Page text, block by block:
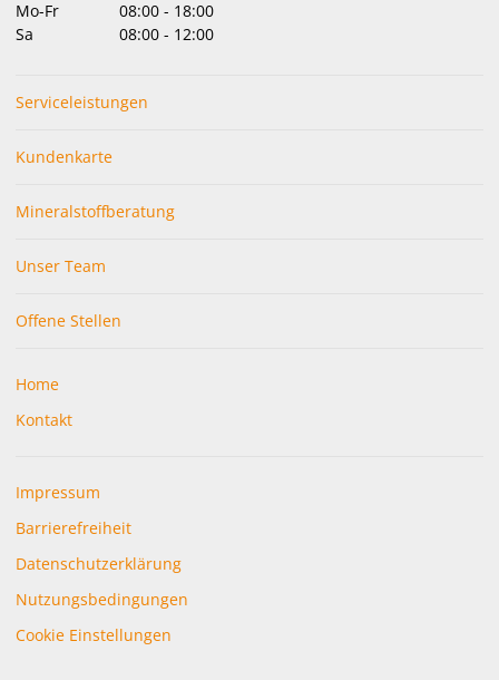
Barrierefreier Zugang
Mo-Fr 08:00 - 18:00
Sa
08:00 - 12:00
Serviceleistungen
Kundenkarte
Mineralstoffberatung
Unser Team
Offene Stellen
Home
Kontakt
Impressum
Barrierefreiheit
Datenschutzerklärung
Nutzungsbedingungen
Cookie Einstellungen